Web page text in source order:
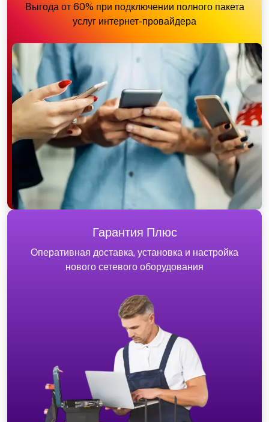
Выгода от 60% при подключении полного пакета
услуг интернет-провайдера
Гарантия Плюс
Оперативная доставка, установка и настройка
нового сетевого оборудования